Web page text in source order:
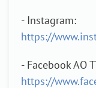
- Instagram:
https://
- Facebook AO
https://